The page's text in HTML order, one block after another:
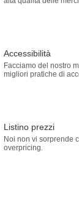
Accessibilità
Facciamo del nostro
migliori pratiche di
Listino prezzi
Noi non vi sorprende
overpricing.